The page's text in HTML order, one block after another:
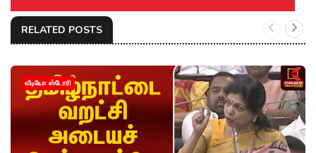
RELATED POSTS
வீடியோ ஸ்டோரி